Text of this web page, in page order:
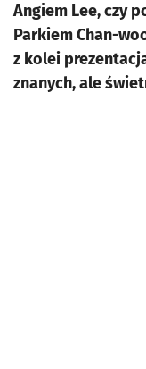
Angiem Lee, czy
Parkiem Chan-
z kolei
znanych, ale